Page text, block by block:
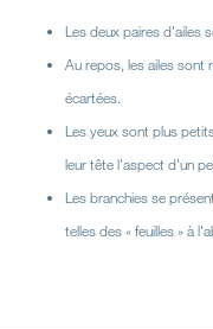
Les deux paires d'ailes
Au repos, les ailes sont
écartées.
Les yeux sont plus
leur tête l'aspect d'un
Les branchies se
telles des « feuilles » à